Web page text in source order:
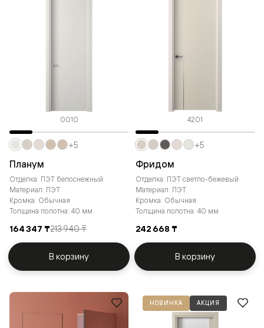
0010
Планум
Отделка: ПЭТ белоснежный
Материал: ПЭТ
Кромка: Обычная
Толщина полотна: 40 мм
164 347 ₸213 940 ₸
+5
В корзину
4201
Фридом
Отделка: ПЭТ светло-бежевый
Материал: ПЭТ
Кромка: Обычная
Толщина полотна: 40 мм
242 668 ₸
+5
В корзину
НОВИНКА АКЦИЯ